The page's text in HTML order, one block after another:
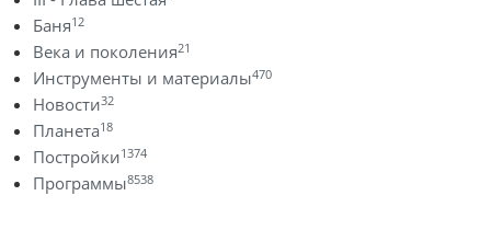
Баня12
Века и поколения21
Инструменты и материалы470
Новости32
Планета18
Постройки1374
Программы8538